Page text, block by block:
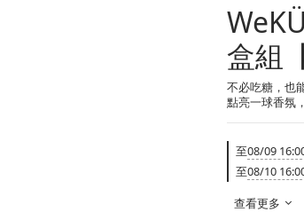
盒組
不必吃糖，也
點亮一球香氛
至08/09
至08/10
查看更多